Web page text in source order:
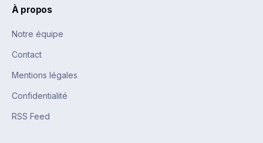
À propos
Notre équipe
Contact
Mentions légales
Confidentialité
RSS Feed